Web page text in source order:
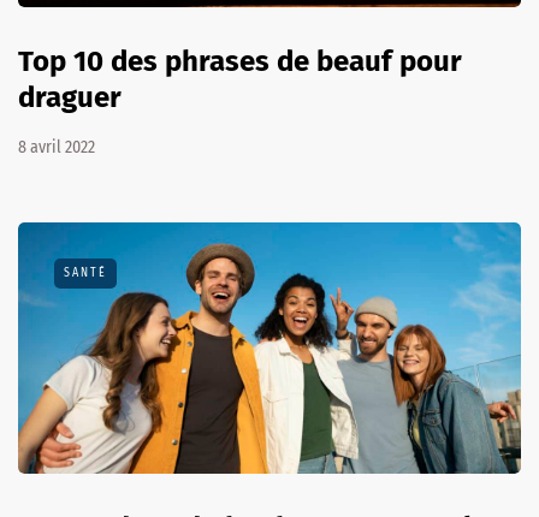
Top 10 des phrases de beauf pour
draguer
8 avril 2022
SANTÉ